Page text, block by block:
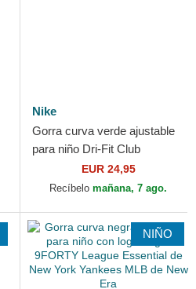
Nike
Gorra curva verde ajustable
para niño Dri-Fit Club
Structured de Oakland
Athletics MLB de Nike
EUR 24,95
Recíbelo mañana, 7 ago.
NIÑO